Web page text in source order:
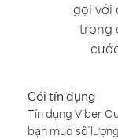
gọi với
trong
Gói tín dụng
Tín dụng Viber
bạn mua số